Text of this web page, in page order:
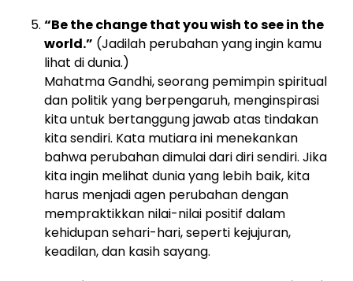
“Be the change that you wish to see in the
world.” (Jadilah perubahan yang ingin kamu
lihat di dunia.)
Mahatma Gandhi, seorang pemimpin spiritual
dan politik yang berpengaruh, menginspirasi
kita untuk bertanggung jawab atas tindakan
kita sendiri. Kata mutiara ini menekankan
bahwa perubahan dimulai dari diri sendiri. Jika
kita ingin melihat dunia yang lebih baik, kita
harus menjadi agen perubahan dengan
mempraktikkan nilai-nilai positif dalam
kehidupan sehari-hari, seperti kejujuran,
keadilan, dan kasih sayang.